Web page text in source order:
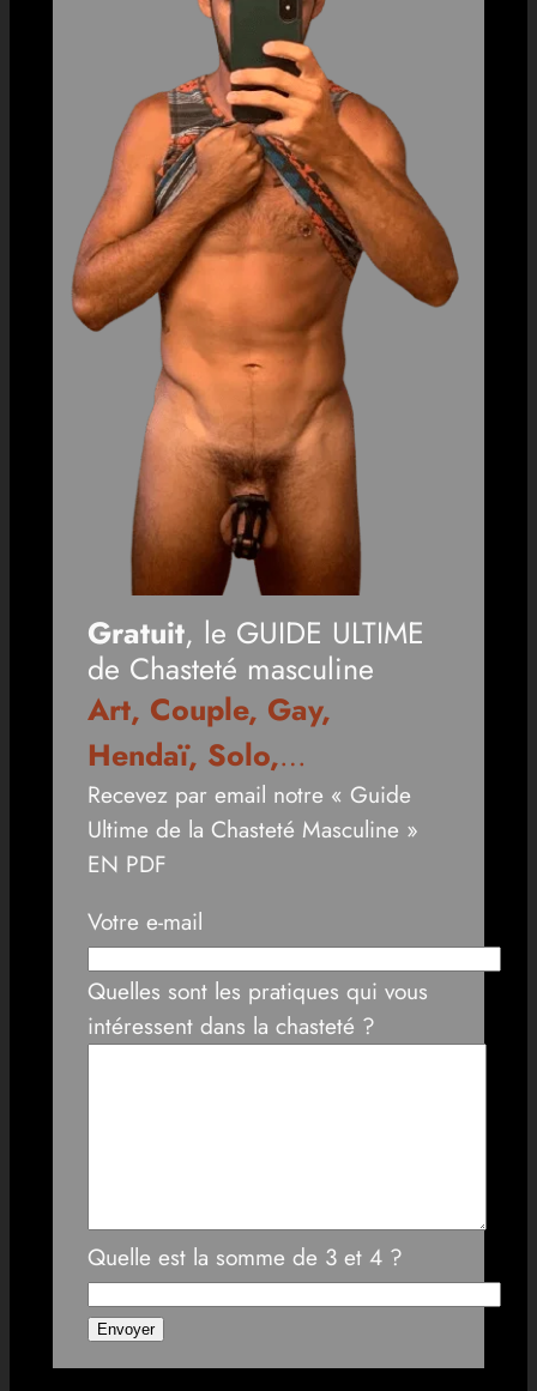
Gratuit, le GUIDE ULTIME
de Chasteté masculine
Art, Couple, Gay,
Hendaï, Solo,…
Recevez par email notre « Guide
Ultime de la Chasteté Masculine »
EN PDF
Votre e-mail
Quelles sont les pratiques qui vous
intéressent dans la chasteté ?
Quelle est la somme de 3 et 4 ?